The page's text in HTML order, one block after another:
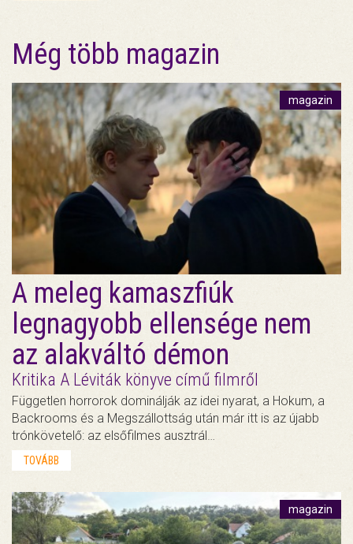
Még több magazin
magazin
A meleg kamaszfiúk
legnagyobb ellensége nem
az alakváltó démon
Kritika A Léviták könyve című filmről
Független horrorok dominálják az idei nyarat, a Hokum, a
Backrooms és a Megszállottság után már itt is az újabb
trónkövetelő: az elsőfilmes ausztrál…
TOVÁBB
magazin